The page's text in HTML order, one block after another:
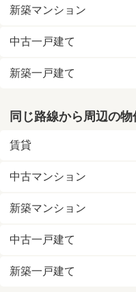
新築マンション
中古一戸建て
新築一戸建て
同じ路線から周辺の
賃貸
中古マンション
新築マンション
中古一戸建て
新築一戸建て